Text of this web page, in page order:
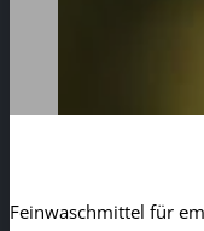
Feinwaschmittel für